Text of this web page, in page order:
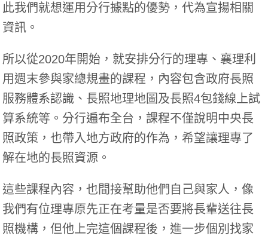
此我們就想運用分行據點的優勢，代為宣揚相關
資訊。
所以從2020年開始，就安排分行的理專、襄理利
用週末參與家總規畫的課程，內容包含政府長照
服務體系認識、長照地理地圖及長照4包錢線上試
算系統等。分行遍布全台，課程不僅說明中央長
照政策，也帶入地方政府的作為，希望讓理專了
解在地的長照資源。
這些課程內容，也間接幫助他們自己與家人，像
我們有位理專原先正在考量是否要將長輩送往長
照機構，但他上完這個課程後，進一步個別找家